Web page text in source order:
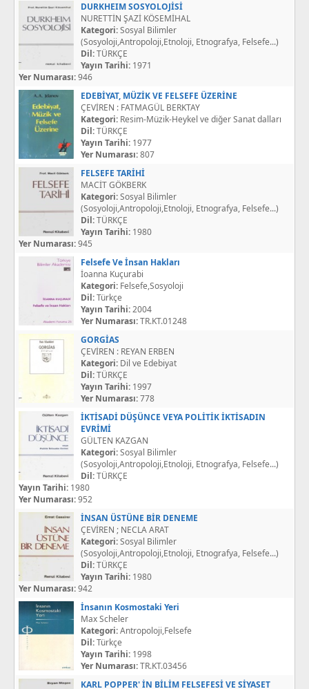
DURKHEIM SOSYOLOJİSİ
NURETTİN ŞAZİ KÖSEMİHAL
Kategori:Sosyal Bilimler
(Sosyoloji,Antropoloji,Etnoloji, Etnografya, Felsefe...)
Dil:TÜRKÇE
Yayın Tarihi: 1971
Yer Numarası:946
EDEBİYAT, MÜZİK VE FELSEFE ÜZERİNE
ÇEVİREN : FATMAGÜL BERKTAY
Kategori: Resim-Müzik-Heykel ve diğer Sanat dalları
Dil:TÜRKÇE
Yayın Tarihi: 1977
Yer Numarası:807
FELSEFE TARİHİ
MACİT GÖKBERK
Kategori:Sosyal Bilimler
(Sosyoloji,Antropoloji,Etnoloji, Etnografya, Felsefe...)
Dil:TÜRKÇE
Yayın Tarihi: 1980
Yer Numarası:945
Felsefe Ve İnsan Hakları
İoanna Kuçurabi
Kategori: Felsefe,Sosyoloji
Dil:Türkçe
Yayın Tarihi:2004
Yer Numarası:TR.KT.01248
GORGİAS
ÇEVİREN : REYAN ERBEN
Kategori: Dil ve Edebiyat
Dil:TÜRKÇE
Yayın Tarihi: 1997
Yer Numarası:778
İKTİSADİ DÜŞÜNCE VEYA POLİTİK İKTİSADIN
EVRİMİ
GÜLTEN KAZGAN
Kategori:Sosyal Bilimler
(Sosyoloji,Antropoloji,Etnoloji, Etnografya, Felsefe...)
Dil:TÜRKÇE
Yayın Tarihi: 1980
Yer Numarası:952
İNSAN ÜSTÜNE BİR DENEME
ÇEVİREN ; NECLA ARAT
Kategori:Sosyal Bilimler
(Sosyoloji,Antropoloji,Etnoloji, Etnografya, Felsefe...)
Dil:TÜRKÇE
Yayın Tarihi: 1980
Yer Numarası:942
İnsanın Kosmostaki Yeri
Max Scheler
Kategori:Antropoloji,Felsefe
Dil:Türkçe
Yayın Tarihi: 1998
Yer Numarası:TR.KT.03456
KARL POPPER' İN BİLİM FELSEFESİ VE SİYASET